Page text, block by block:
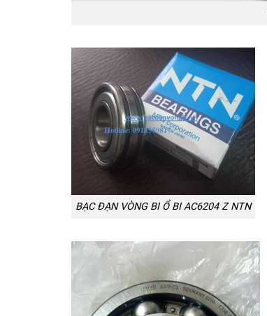
BẠC ĐẠN VÒNG BI Ổ BI AC6204 Z NTN